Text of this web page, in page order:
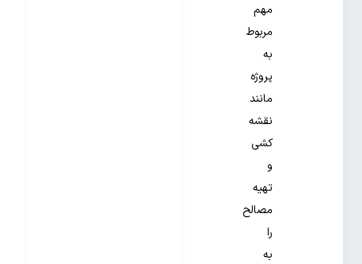
مهم
مربوط
به
پروژه
مانند
نقشه
کشی
و
تهیه
مصالح
را
به